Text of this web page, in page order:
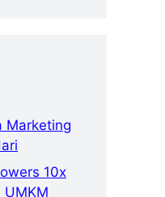
Marketing
10x